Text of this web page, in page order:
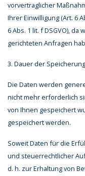
vorvertraglicher
Ihrer Einwilligung (Art. 6
6 Abs. 1 lit. f DSGVO),
gerichteten Anfragen
3. Dauer der Speicherung
Die Daten werden
nicht mehr erforderlich
von Ihnen gespeichert
gespeichert werden.
Soweit Daten für die
und steuerrechtlicher
d. h. zur Erhaltung von